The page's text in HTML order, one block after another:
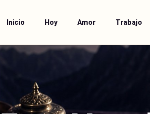
Inicio Hoy Amor Trabajo